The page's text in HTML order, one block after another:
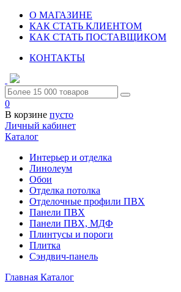
О МАГАЗИНЕ
КАК СТАТЬ КЛИЕНТОМ
КАК СТАТЬ ПОСТАВЩИКОМ
КОНТАКТЫ
0
В корзине пусто
Личный кабинет
Каталог
Интерьер и отделка
Линолеум
Обои
Отделка потолка
Отделочные профили ПВХ
Панели ПВХ
Панели ПВХ, МДФ
Плинтусы и пороги
Плитка
Сэндвич-панель
Главная Каталог